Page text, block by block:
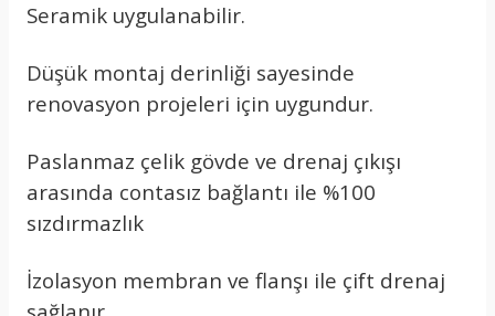
Seramik uygulanabilir.
Düşük montaj derinliği sayesinde
renovasyon projeleri için uygundur.
Paslanmaz çelik gövde ve drenaj çıkışı
arasında contasız bağlantı ile %100
sızdırmazlık
İzolasyon membran ve flanşı ile çift drenaj